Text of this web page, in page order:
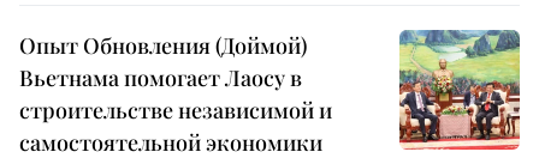
Опыт Обновления (Доймой)
Вьетнама помогает Лаосу в
строительстве независимой и
самостоятельной экономики